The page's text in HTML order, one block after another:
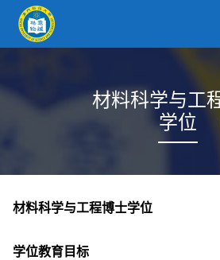
材料科学与工
学位
材料科学与工程博士学位
学位教育目标